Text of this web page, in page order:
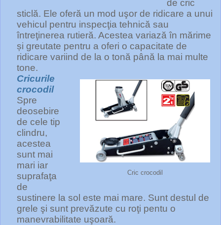
de cric
sticlă. Ele oferă un mod uşor de ridicare a unui
vehicul pentru inspecţia tehnică sau
întreţinerea rutieră. Acestea variază în mărime
și greutate pentru a oferi o capacitate de
ridicare variind de la o tonă până la mai multe
tone.
Cric crocodil
Cricurile
crocodil
Spre
deosebire
de cele tip
clindru,
acestea
sunt mai
mari iar
suprafaţa
de
sustinere la sol este mai mare. Sunt destul de
grele şi sunt prevăzute cu roţi pentu o
manevrabilitate uşoară.